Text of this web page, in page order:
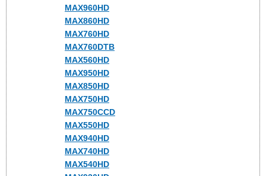
MAX960HD
MAX860HD
MAX760HD
MAX760DTB
MAX560HD
MAX950HD
MAX850HD
MAX750HD
MAX750CCD
MAX550HD
MAX940HD
MAX740HD
MAX540HD